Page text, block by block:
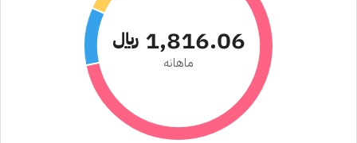
1,816.06 ﷼
ماهانه